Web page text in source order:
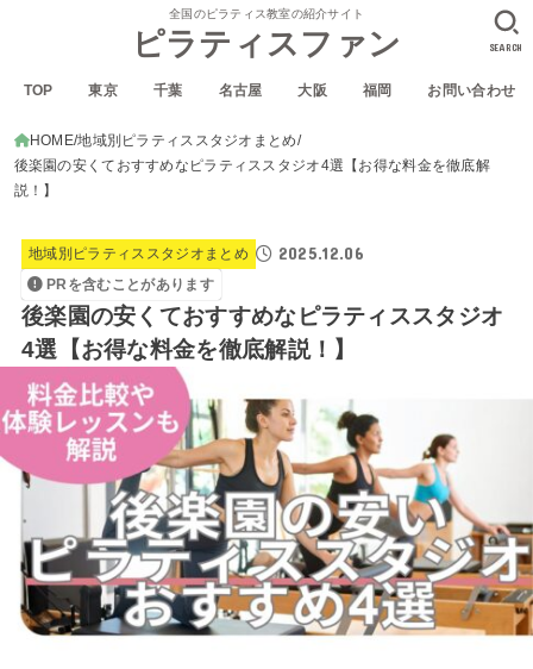
全国のピラティス教室の紹介サイト
ピラティスファン
TOP 東京 千葉 名古屋 大阪 福岡 お問い合わせ
SEARCH
HOME 地域別ピラティススタジオまとめ
後楽園の安くておすすめなピラティススタジオ4選【お得な料金を徹底解
説！】
地域別ピラティススタジオまとめ 2025.12.06
PRを含むことがあります
後楽園の安くておすすめなピラティススタジオ
4選【お得な料金を徹底解説！】